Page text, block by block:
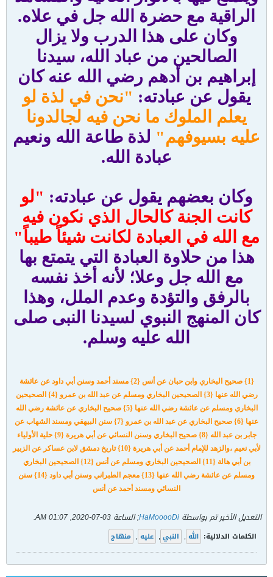
الراقية مع حضرة الله جل في علاه.
وكان على هذا الدرب ولا يزال
الصالحين من عباد الله، سيدنا
إبراهيم بن أدهم رضي الله عنه كان
يقول عن عبادته: "نحن في لذة لو
يعلم الملوك ما نحن فيه لجالدونا
عليه بسيوفهم" لذة طاعة الله ونعيم
عبادة الله.
وكان بعضهم يقول عن عبادته: "لو
كانت الجنة كالحال الذي نكون فيه
مع الله في العبادة لكانت شيئاً طيباً"
هذا من حلاوة العبادة التي يتمتع بها
مع الله جل وعلا؛ لأنه أخذ نفسه
بالرفق والتؤدة وعدم الملل، وهذا
كان المنهج النبوي لسيدنا النبى صلى
الله عليه وسلم.
{1} صحيح البخاري وابن حبان عن أنس {2} مسند أحمد وسنن أبي داود عن عائشة
رضي الله عنها {3} الصحيحين البخاري ومسلم عن عبد الله بن عمرو {4} الصحيحين
البخاري ومسلم عن عائشة رضي الله عنها {5} صحيح البخاري عن عائشة رضي الله
عنها {6} صحيح البخاري عن عبد الله بن عمرو {7} سنن البيهقي ومسند الشهاب عن
جابر بن عبد الله {8} صحيح البخاري وسنن النسائي عن أبي هريرة {9} حلية الأولياء
لأبي نعيم ،والزهد للإمام أحمد عن أبي هريرة {10} تاريخ دمشق لابن عساكر عن الزبير
بن أبي هالة {11} الصحيحين البخاري ومسلم عن أنس {12} الصحيحين البخاري
ومسلم عن عائشة رضي الله عنها {13} معجم الطبراني وسنن أبي داود {14} سنن
النسائي ومسند أحمد عن أنس
التعديل الأخير تم بواسطة HaMooooDi; الساعة 03-07-2020, 01:07 AM
.
الكلمات الدلالية: الله , النبي , عليه , منهاج